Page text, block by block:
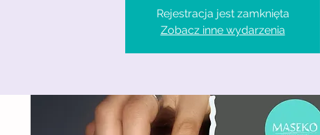
Rejestracja jest zamknięta
Zobacz inne wydarzenia